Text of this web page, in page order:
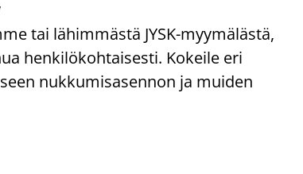
tai lähimmästä JYSK-myymälästä,
henkilökohtaisesti. Kokeile eri
nukkumisasennon ja muiden